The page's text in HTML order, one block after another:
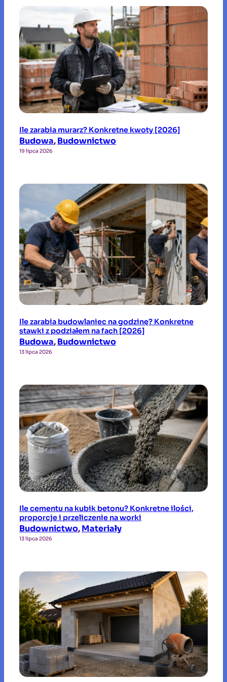
Ile zarabia murarz? Konkretne kwoty [2026]
Budowa, Budownictwo
19 lipca 2026
Ile zarabia budowlaniec na godzinę? Konkretne
stawki z podziałem na fach [2026]
Budowa, Budownictwo
13 lipca 2026
Ile cementu na kubik betonu? Konkretne ilości,
proporcje i przeliczenie na worki
Budownictwo, Materiały
13 lipca 2026